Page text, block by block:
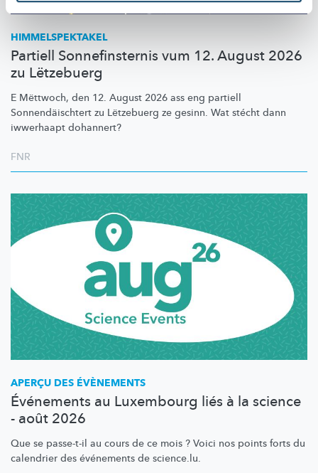
HIMMELSPEKTAKEL
Partiell Sonnefinsternis vum 12. August 2026
zu Lëtzebuerg
E Mëttwoch, den 12. August 2026 ass eng partiell
Sonnendäischtert zu Lëtzebuerg ze gesinn. Wat stécht dann
iwwerhaapt dohannert?
FNR
APERÇU DES ÉVÈNEMENTS
Événements au Luxembourg liés à la science
- août 2026
Que se passe-t-il au cours de ce mois ? Voici nos points forts du
calendrier des événements de science.lu.